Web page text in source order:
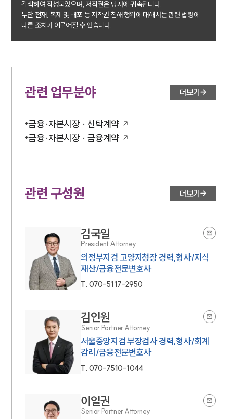
각색하여 작성되었으며, 저작권은 당사에 귀속됩니다.
무단 전재, 복제 및 배포 등 저작권 침해 행위에 대해서는 관련 법령에
따른 조치가 이루어질 수 있습니다.
관련 업무분야 더보기
금융·자본시장 · 신탁계약
금융·자본시장 · 금융계약
관련 구성원 더보기
김국일
President Attorney
의정부지검 고양지청장 경력,형사/지식
재산/금융전문변호사
T. 070-5117-2950
김인원
Senior Partner Attorney
서울중앙지검 부장검사 경력,형사/회계
감리/금융전문변호사
T. 070-7510-1044
이일권
Senior Partner Attorney